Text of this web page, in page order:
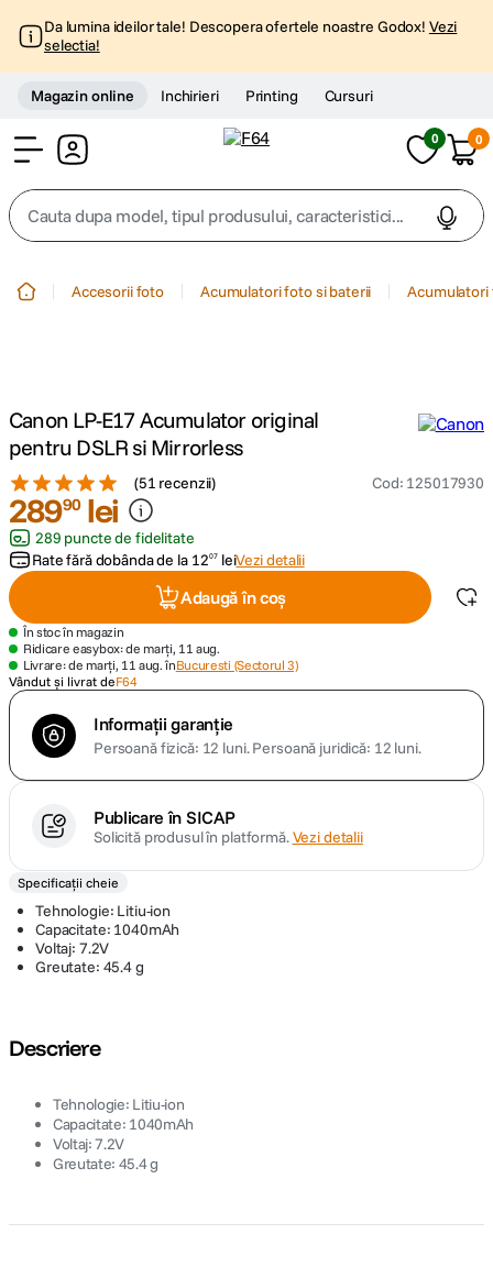
Da lumina ideilor tale! Descopera ofertele noastre Godox! Vezi
selectia!
Magazin online Inchirieri Printing Cursuri
0 0
Cauta dupa model, tipul produsului, caracteristici...
trepied telefon
4. peak design
5. canon sx740 hs
7. card memorie
ulanzi
9 . insta 360
Accesorii foto Acumulatori foto si baterii
Canon LP-E17 Acumulator original
pentru DSLR si Mirrorless
(51 recenzii) Cod: 125017930
28990 lei
289 puncte de fidelitate
Rate fără dobânda de la 1207 leiVezi detalii
Adaugă în coș
În stoc în magazin
Ridicare easybox: de marți, 11 aug.
Livrare: de marți, 11 aug. înBucuresti (Sectorul 3)
Vândut și livrat deF64
Informații garanție
Persoană fizică: 12 luni.Persoană juridică: 12 luni.
Publicare în SICAP
Solicită produsul în platformă.Vezi detalii
Specificații cheie
Tehnologie: Litiu-ion
Capacitate: 1040mAh
Voltaj: 7.2V
Greutate: 45.4 g
Descriere
Tehnologie: Litiu-ion
Capacitate: 1040mAh
Voltaj: 7.2V
Greutate: 45.4 g